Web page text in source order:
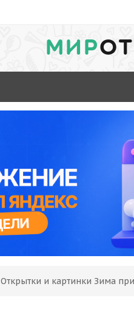
МИР
Открытки и картинки Зима